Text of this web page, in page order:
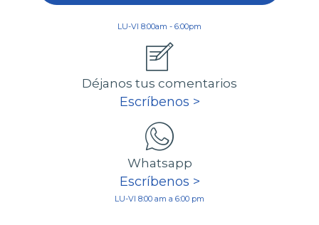
LU-VI 8:00am - 6:00pm
Déjanos tus comentarios
Escríbenos >
Whatsapp
Escríbenos >
LU-VI 8:00 am a 6:00 pm